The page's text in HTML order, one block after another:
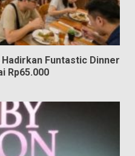
Funtastic Dinner
Rp65.000